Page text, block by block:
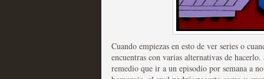
Recomendación de la semana
Cuando empiezas en esto de ver series o
encuentras con varias alternativas de
remedio que ir a un episodio por semana a